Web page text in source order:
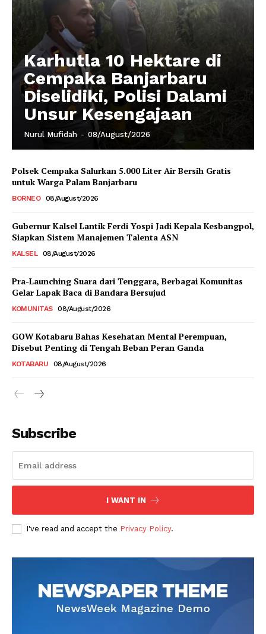
Karhutla 10 Hektare di
Cempaka Banjarbaru
Diselidiki, Polisi Dalami
Unsur Kesengajaan
Nurul Mufidah - 08/August/2026
Polsek Cempaka Salurkan 5.000 Liter Air Bersih Gratis
untuk Warga Palam Banjarbaru
BORNEO 08/August/2026
Gubernur Kalsel Lantik Ferdi Yospi Jadi Kepala Kesbangpol,
Siapkan Sistem Manajemen Talenta ASN
KALSEL 08/August/2026
Pra-Launching Suara dari Tenggara, Berbagai Komunitas
Gelar Lapak Baca di Bandara Bersujud
KOMUNITAS 08/August/2026
GOW Kotabaru Bahas Kesehatan Mental Perempuan,
Disebut Penting di Tengah Beban Peran Ganda
KOTABARU 08/August/2026
Subscribe
I WANT IN
I've read and accept the Privacy Policy.